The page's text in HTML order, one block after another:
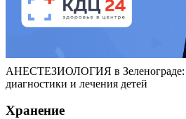
АНЕСТЕЗИОЛОГИЯ в Зеленограде:
диагностики и лечения детей
Хранение